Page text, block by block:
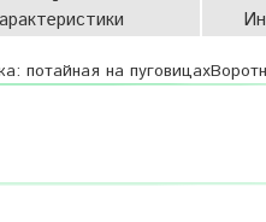
потайная на